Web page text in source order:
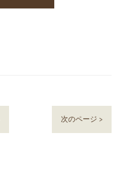
次のページ >